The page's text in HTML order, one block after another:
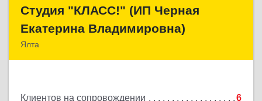
Студия "КЛАСС!" (ИП Черная
Екатерина Владимировна)
Ялта
Клиентов на сопровождении 6
Студия "КЛАСС!" (ИП Черная
Екатерина Владимировна)